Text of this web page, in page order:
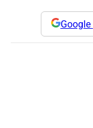
Google